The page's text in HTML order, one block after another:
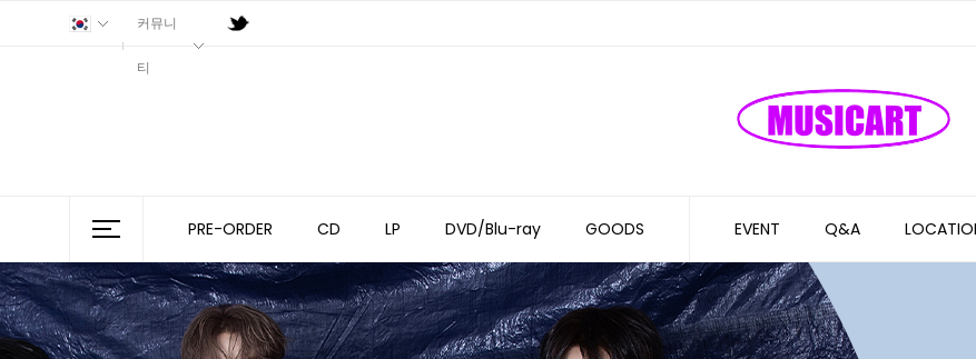
커뮤니
티
PRE-ORDER CD LP DVD/Blu-ray GOODS EVENT Q&A